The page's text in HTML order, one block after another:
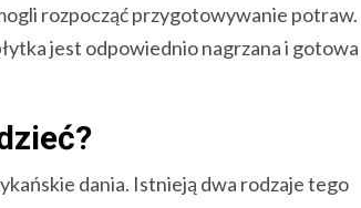
rozpocząć przygotowywanie potraw.
jest odpowiednio nagrzana i gotowa
dania. Istnieją dwa rodzaje tego